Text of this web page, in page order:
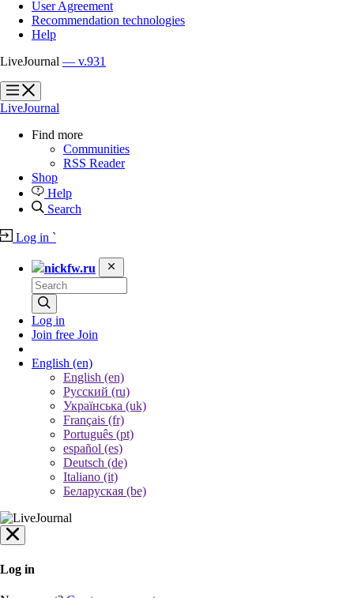
User Agreement
Recommendation technologies
Help
LiveJournal — v.931
?
?
LiveJournal
Find more
Communities
RSS Reader
Shop
Help
Search
Log in `
nickfw.ru
Log in
Join free Join
English (en)
English (en)
Русский (ru)
Українська (uk)
Français (fr)
Português (pt)
español (es)
Deutsch (de)
Italiano (it)
Беларуская (be)
Log in